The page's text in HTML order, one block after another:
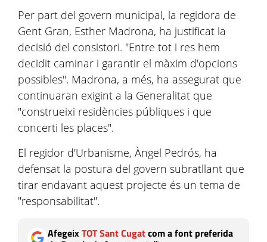
Per part del govern municipal, la regidora de
Gent Gran, Esther Madrona, ha justificat la
decisió del consistori. "Entre tot i res hem
decidit caminar i garantir el màxim d'opcions
possibles". Madrona, a més, ha assegurat que
continuaran exigint a la Generalitat que
"construeixi residències públiques i que
concerti les places".
El regidor d'Urbanisme, Àngel Pedrós, ha
defensat la postura del govern subratllant que
tirar endavant aquest projecte és un tema de
"responsabilitat".
AfegeixTOT Sant Cugatcom a font preferida